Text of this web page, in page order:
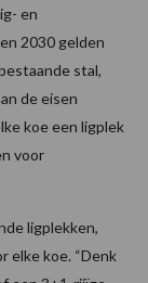
en
2030 gelden
stal,
de eisen
koe een ligplek
voor
ligplekken,
elke koe. “Denk